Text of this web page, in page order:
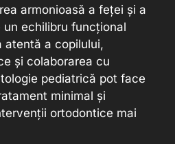
armonioasă a feței și a
echilibru funcțional
atentă a copilului,
și colaborarea cu
pediatrică pot face
minimal și
ortodontice mai